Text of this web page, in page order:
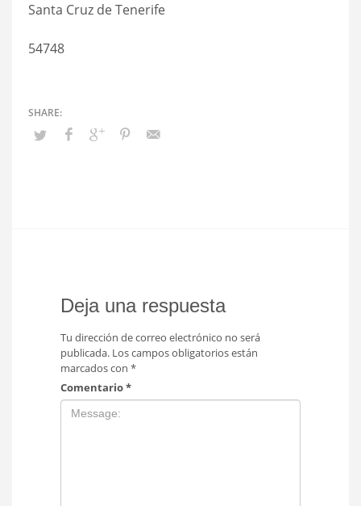
Santa Cruz de Tenerife
54748
Deja una respuesta
Tu dirección de correo electrónico no será
publicada. Los campos obligatorios están
marcados con *
Comentario*